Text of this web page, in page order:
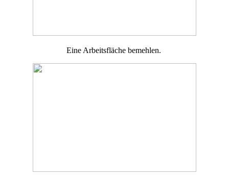
Eine Arbeitsfläche bemehlen.